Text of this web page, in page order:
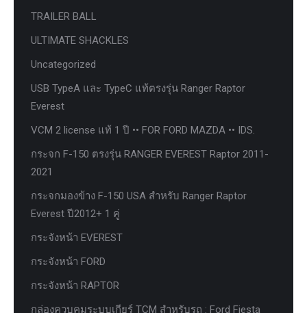
TRAILER BALL
ULTIMATE SHACKLES
Uncategorized
USB TypeA และ TypeC แท้ตรงรุ่น Ranger Raptor
Everest
VCM 2 license แท้ 1 ปี •• FOR FORD MAZDA •• IDS.
กระจก F-150 ตรงรุ่น RANGER EVEREST Raptor 2011-
2021
กระจกมองข้าง F-150 USA สำหรับ Ranger Raptor
Everest ปี2012+ 1 คู่
กระจังหน้า EVEREST
กระจังหน้า FORD
กระจังหน้า RAPTOR
กล่องควบคุมระบบเกียร์ TCM สำหรับรถ : Ford Fiesta